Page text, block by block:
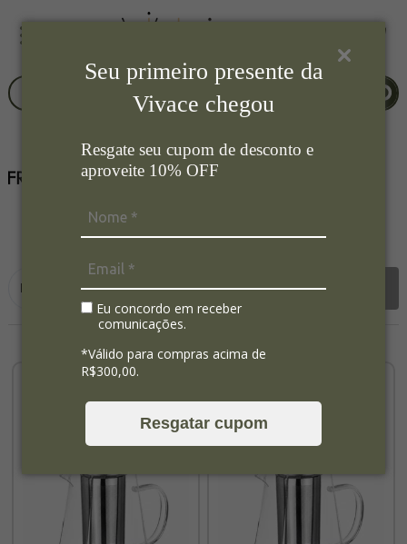
Seu primeiro presente da
Vivace chegou
Resgate seu cupom de desconto e
aproveite 10% OFF
Eu concordo em receber
comunicações.
*Válido para compras acima de
R$300,00.
Resgatar cupom
Filtrar